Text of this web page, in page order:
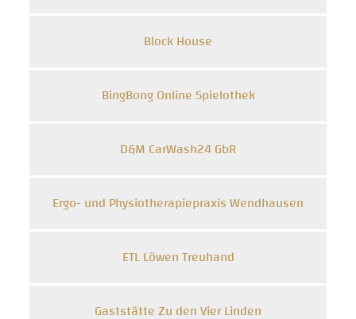
Block House
BingBong Online Spielothek
D&M CarWash24 GbR
Ergo- und Physiotherapiepraxis Wendhausen
ETL Löwen Treuhand
Gaststätte Zu den Vier Linden